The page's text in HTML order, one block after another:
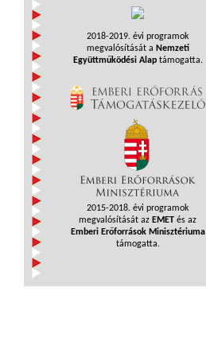
2018-2019. évi programok
megvalósítását a Nemzeti
Együttműködési Alaptámogatta.
2015-2018. évi programok
megvalósítását az EMET és az
Emberi Erőforrások Minisztériuma
támogatta.